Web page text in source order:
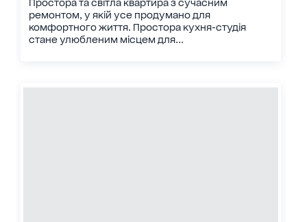
Простора та світла квартира з сучасним
ремонтом, у якій усе продумано для
комфортного життя. Простора кухня-студія
стане улюбленим місцем для...